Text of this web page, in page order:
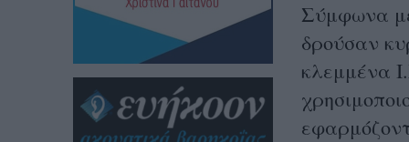
Σύμφωνα
δρούσαν
κλεμμένα